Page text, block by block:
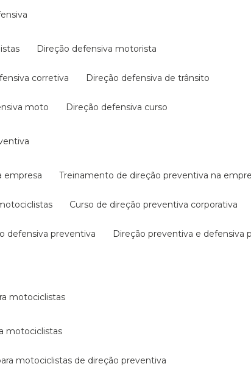
direção defensiva motorista
corretiva direção defensiva de trânsito
moto direção defensiva curso
empresa treinamento de direção preventiva na
curso de direção preventiva corporativa
defensiva preventiva direção preventiva e defensiva
motociclistas
motociclistas
motociclistas de direção preventiva